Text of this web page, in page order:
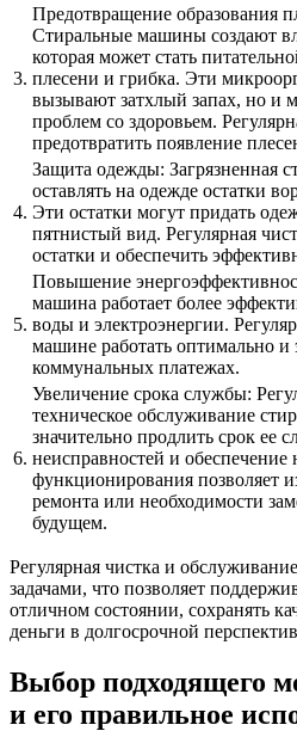
3.
Предотвращение образования
Стиральные машины создают
которая может стать
плесени и грибка. Эти
вызывают затхлый запах, но и
проблем со здоровьем.
предотвратить появление
4.
Защита одежды: Загрязненная
оставлять на одежде остатки
Эти остатки могут придать
пятнистый вид. Регулярная
остатки и обеспечить
5.
Повышение
машина работает более
воды и электроэнергии.
машине работать оптимально и
коммунальных платежах.
6.
Увеличение срока службы:
техническое обслуживание
значительно продлить срок ее
неисправностей и обеспечение
функционирования позволяет
ремонта или необходимости
будущем.
Регулярная чистка и
задачами, что позволяет
отличном состоянии, сохранять
деньги в долгосрочной
Выбор подходящего
и его правильное